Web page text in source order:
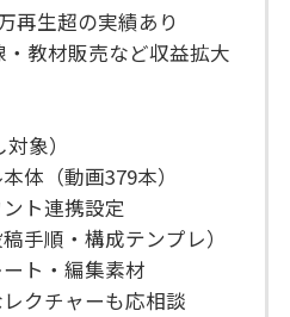
再生超の実績あり
・教材販売など収益拡大
象）
体（動画379本）
ト連携設定
手順・構成テンプレ）
ト・編集素材
クチャーも応相談